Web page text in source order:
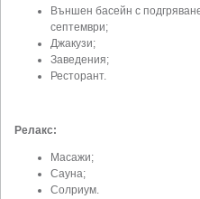
Външен басейн с
септември;
Джакузи;
Заведения;
Ресторант.
Релакс:
Масажи;
Сауна;
Солриум.